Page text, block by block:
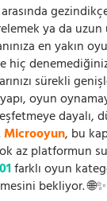
arasında
ya da
en yakın
hiç
sürekli
oyun
dayalı,
Microoyun, bu
az platformun
farklı oyun
bekliyor. 🌐✨